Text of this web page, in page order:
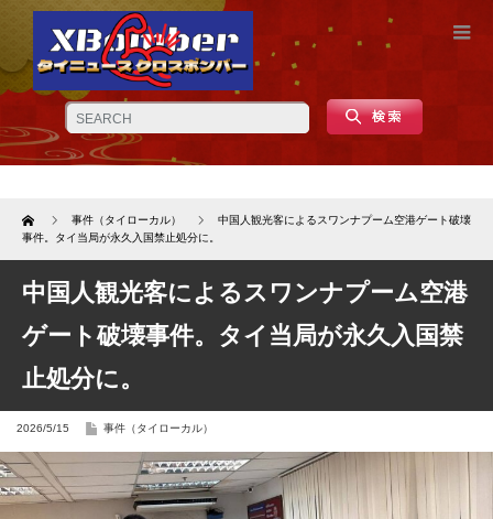
Home 事件（タイローカル）
中国人観光客によるスワンナプーム空港ゲート破壊
事件。タイ当局が永久入国禁止処分に。
中国人観光客によるスワンナプーム空港
ゲート破壊事件。タイ当局が永久入国禁
止処分に。
2026/5/15 事件（タイローカル）